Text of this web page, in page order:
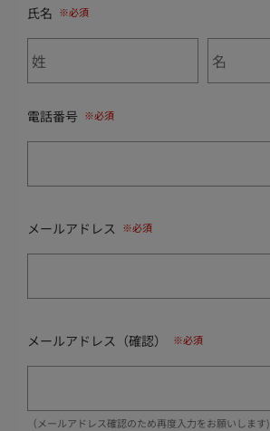
氏名
電話番号
メールアドレス
メールアドレス（確認）
（メールアドレス確認のため再度入力をお願いします)